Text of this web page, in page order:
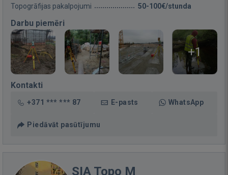
Topogrāfijas pakalpojumi 50-100€/stunda
Darbu piemēri
+1
Kontakti
+371 *** *** 87 E-pasts WhatsApp
Piedāvāt pasūtījumu
SIA Topo M